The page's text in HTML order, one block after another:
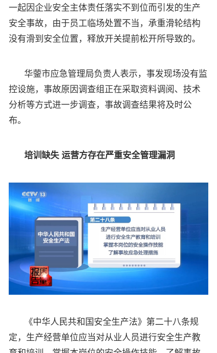
一起因企业安全主体责任落实不到位而引发的生产
安全事故，由于员工临场处置不当，承重滑轮结构
没有滑到安全位置，释放开关提前松开所导致的。
华蓥市应急管理局负责人表示，事发现场没有监
控设施，事故原因调查组正在采取资料调阅、技术
分析等方式进一步调查，事故调查结果将及时公
布。
培训缺失 运营方存在严重安全管理漏洞
《中华人民共和国安全生产法》第二十八条规
定，生产经营单位应当对从业人员进行安全生产教